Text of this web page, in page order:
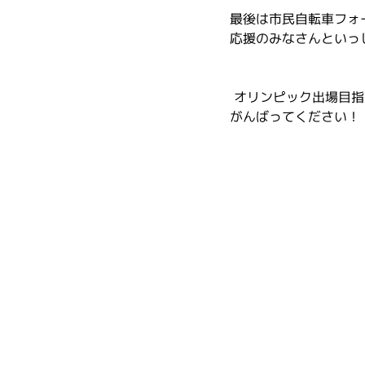
最後は市民自転車フォ
応援のみなさんといっ
オリンピック出場目
がんばってください！